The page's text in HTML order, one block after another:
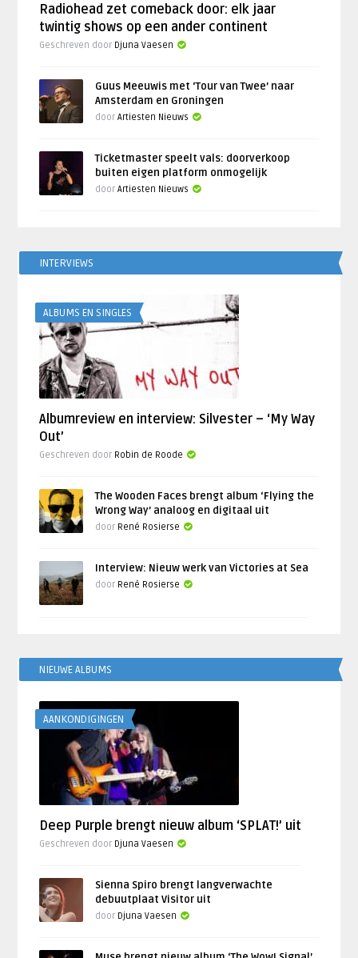
Radiohead zet comeback door: elk jaar
twintig shows op een ander continent
Geschreven door Djuna Vaesen
Guus Meeuwis met ‘Tour van Twee’ naar
Amsterdam en Groningen
doorArtiesten Nieuws
Ticketmaster speelt vals: doorverkoop
buiten eigen platform onmogelijk
doorArtiesten Nieuws
INTERVIEWS
ALBUMS EN SINGLES
Albumreview en interview: Silvester – ‘My Way
Out’
Geschreven door Robin de Roode
The Wooden Faces brengt album ‘Flying the
Wrong Way’ analoog en digitaal uit
door René Rosierse
Interview: Nieuw werk van Victories at Sea
door René Rosierse
NIEUWE ALBUMS
AANKONDIGINGEN
Deep Purple brengt nieuw album ‘SPLAT!’ uit
Geschreven door Djuna Vaesen
Sienna Spiro brengt langverwachte
debuutplaat Visitor uit
door Djuna Vaesen